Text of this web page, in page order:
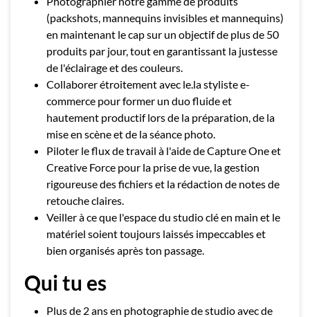
(packshots, mannequins invisibles et mannequins)
en maintenant le cap sur un objectif de plus de 50
produits par jour, tout en garantissant la justesse
de l'éclairage et des couleurs.
Collaborer étroitement avec le.la styliste e-
commerce pour former un duo fluide et
hautement productif lors de la préparation, de la
mise en scène et de la séance photo.
Piloter le flux de travail à l'aide de Capture One et
Creative Force pour la prise de vue, la gestion
rigoureuse des fichiers et la rédaction de notes de
retouche claires.
Veiller à ce que l'espace du studio clé en main et le
matériel soient toujours laissés impeccables et
bien organisés après ton passage.
Qui tu es
Plus de 2 ans en photographie de studio avec de